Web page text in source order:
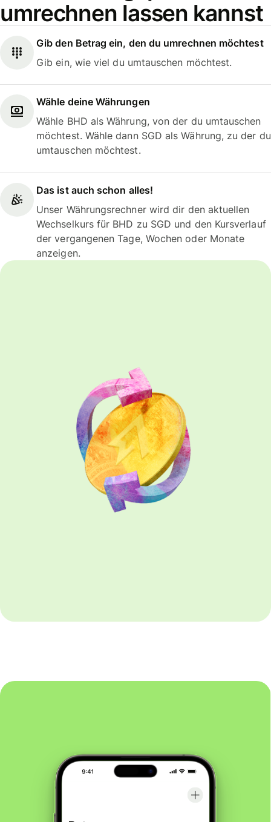
umrechnen lassen kannst
Gib den Betrag ein, den du umrechnen möchtest
Gib ein, wie viel du umtauschen möchtest.
Wähle deine Währungen
Wähle BHD als Währung, von der du umtauschen
möchtest. Wähle dann SGD als Währung, zu der du
umtauschen möchtest.
Das ist auch schon alles!
Unser Währungsrechner wird dir den aktuellen
Wechselkurs für BHD zu SGD und den Kursverlauf
der vergangenen Tage, Wochen oder Monate
anzeigen.